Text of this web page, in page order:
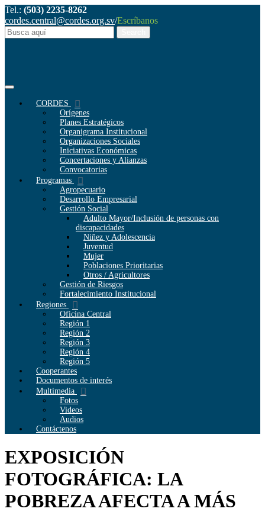
Tel.: (503) 2235-8262
cordes.central@cordes.org.sv/Escríbanos
CORDES
Orígenes
Planes Estratégicos
Organigrama Institucional
Organizaciones Sociales
Iniciativas Económicas
Concertaciones y Alianzas
Convocatorias
Programas
Agropecuario
Desarrollo Empresarial
Gestión Social
Adulto Mayor/Inclusión de personas con
discapacidades
Niñez y Adolescencia
Juventud
Mujer
Poblaciones Prioritarias
Otros / Agricultores
Gestión de Riesgos
Fortalecimiento Institucional
Regiones
Oficina Central
Región 1
Región 2
Región 3
Región 4
Región 5
Cooperantes
Documentos de interés
Multimedia
Fotos
Videos
Audios
Contáctenos
EXPOSICIÓN
FOTOGRÁFICA: LA
POBREZA AFECTA A MÁS